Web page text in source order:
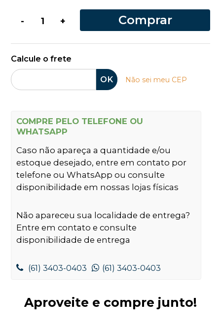
- + Comprar
Calcule o frete
OK Não sei meu CEP
COMPRE PELO TELEFONE OU
WHATSAPP
Caso não apareça a quantidade e/ou
estoque desejado, entre em contato por
telefone ou WhatsApp ou consulte
disponibilidade em nossas lojas físicas
Não apareceu sua localidade de entrega?
Entre em contato e consulte
disponibilidade de entrega
(61) 3403-0403 (61) 3403-0403
Aproveite e compre junto!